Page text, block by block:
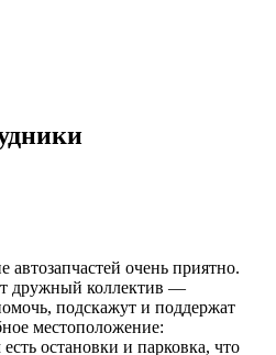
автозапчастей очень приятно.
дружный коллектив —
подскажут и поддержат
местоположение:
остановки и парковка, что